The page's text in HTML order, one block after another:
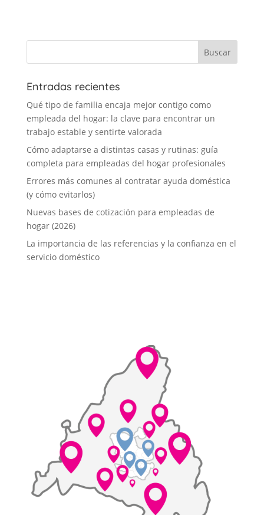
Entradas recientes
Qué tipo de familia encaja mejor contigo como
empleada del hogar: la clave para encontrar un
trabajo estable y sentirte valorada
Cómo adaptarse a distintas casas y rutinas: guía
completa para empleadas del hogar profesionales
Errores más comunes al contratar ayuda doméstica
(y cómo evitarlos)
Nuevas bases de cotización para empleadas de
hogar (2026)
La importancia de las referencias y la confianza en el
servicio doméstico